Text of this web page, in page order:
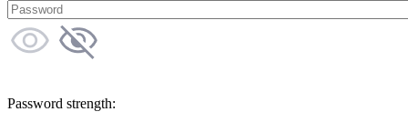
Password strength: